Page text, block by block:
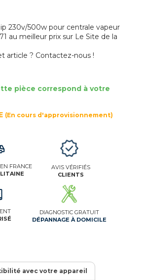
230v/500w pour centrale vapeur
au meilleur prix sur Le Site de la
article ? Contactez-nous !
pièce correspond à votre
(En cours d'approvisionnement)
FRANCE
AVIS VÉRIFIÉS
CLIENTS
DIAGNOSTIC GRATUIT
DÉPANNAGE À DOMICILE
avec votre appareil